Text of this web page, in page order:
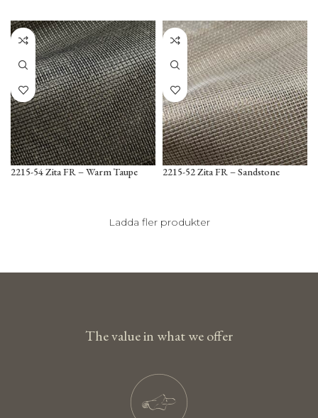
2215-54 Zita FR – Warm Taupe 2215-52 Zita FR – Sandstone
Ladda fler produkter
The value in what we offer